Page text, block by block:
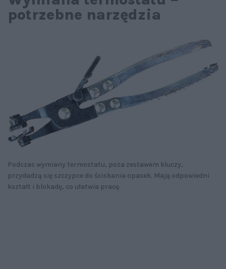
potrzebne narzędzia
Podczas wymiany termostatu, poza zestawem kluczy,
przydadzą się szczypce do ściskania opasek. Mają odpowiedni
kształt i blokadę, co ułatwia pracę.